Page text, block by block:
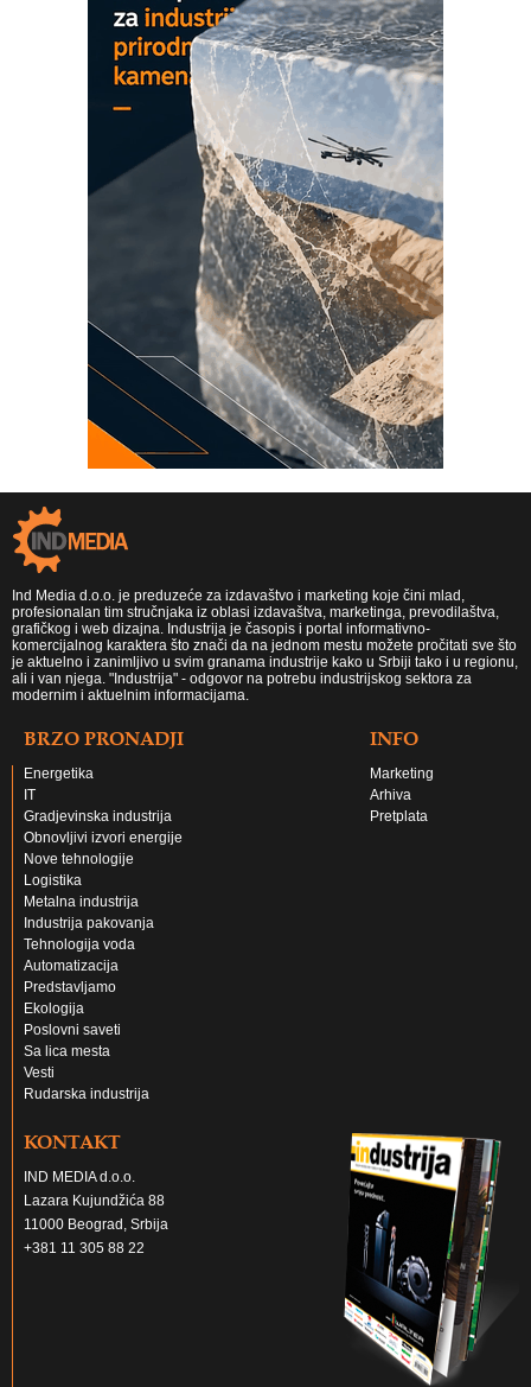
Ind Media d.o.o. je preduzeće za izdavaštvo i marketing koje čini mlad,
profesionalan tim stručnjaka iz oblasi izdavaštva, marketinga, prevodilaštva,
grafičkog i web dizajna. Industrija je časopis i portal informativno-
komercijalnog karaktera što znači da na jednom mestu možete pročitati sve što
je aktuelno i zanimljivo u svim granama industrije kako u Srbiji tako i u regionu,
ali i van njega. "Industrija" - odgovor na potrebu industrijskog sektora za
modernim i aktuelnim informacijama.
BRZO PRONADJI
Energetika
IT
Gradjevinska industrija
Obnovljivi izvori energije
Nove tehnologije
Logistika
Metalna industrija
Industrija pakovanja
Tehnologija voda
Automatizacija
Predstavljamo
Ekologija
Poslovni saveti
Sa lica mesta
Vesti
Rudarska industrija
INFO
Marketing
Arhiva
Pretplata
KONTAKT
IND MEDIA d.o.o.
Lazara Kujundžića 88
11000 Beograd, Srbija
+381 11 305 88 22